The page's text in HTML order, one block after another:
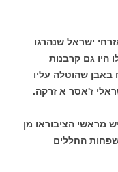
ישראל שנהרגו
היו גם קרבנות
באבן שהוטלה עליו
ז'אסר א זרקה.
מראשי הציבוראו מן
החללים